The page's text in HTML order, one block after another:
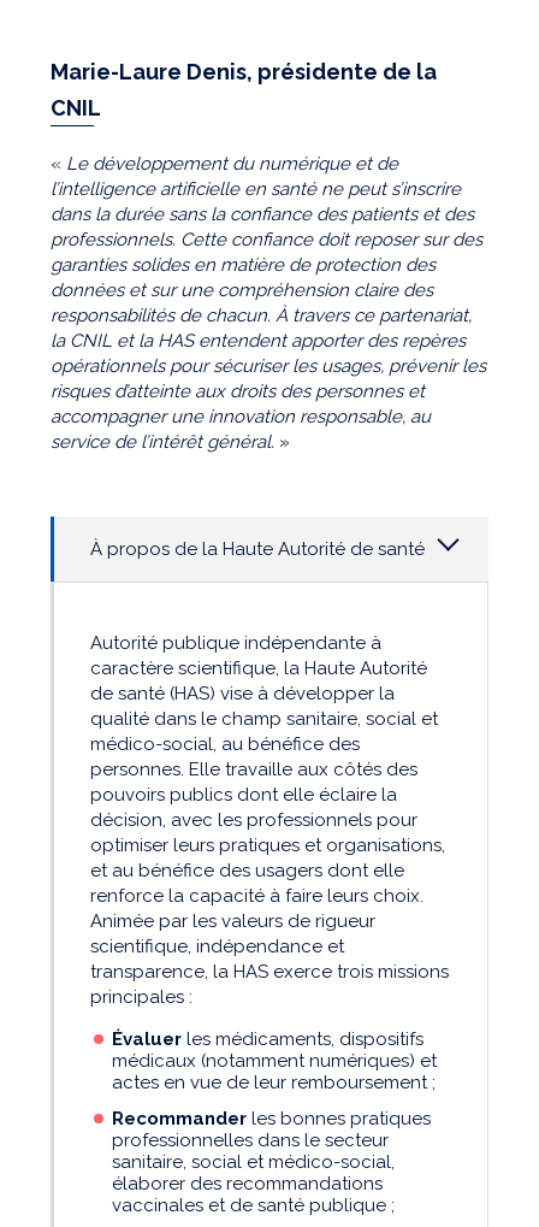
Marie-Laure Denis, présidente de la
CNIL
« Le développement du numérique et de
l’intelligence artificielle en santé ne peut s’inscrire
dans la durée sans la confiance des patients et des
professionnels. Cette confiance doit reposer sur des
garanties solides en matière de protection des
données et sur une compréhension claire des
responsabilités de chacun. À travers ce partenariat,
la CNIL et la HAS entendent apporter des repères
opérationnels pour sécuriser les usages, prévenir les
risques d’atteinte aux droits des personnes et
accompagner une innovation responsable, au
service de l’intérêt général. »
À propos de la Haute Autorité de santé
Autorité publique indépendante à
caractère scientifique, la Haute Autorité
de santé (HAS) vise à développer la
qualité dans le champ sanitaire, social et
médico-social, au bénéfice des
personnes. Elle travaille aux côtés des
pouvoirs publics dont elle éclaire la
décision, avec les professionnels pour
optimiser leurs pratiques et organisations,
et au bénéfice des usagers dont elle
renforce la capacité à faire leurs choix.
Animée par les valeurs de rigueur
scientifique, indépendance et
transparence, la HAS exerce trois missions
principales :
Évaluer les médicaments, dispositifs
médicaux (notamment numériques) et
actes en vue de leur remboursement ;
Recommander les bonnes pratiques
professionnelles dans le secteur
sanitaire, social et médico-social,
élaborer des recommandations
vaccinales et de santé publique ;